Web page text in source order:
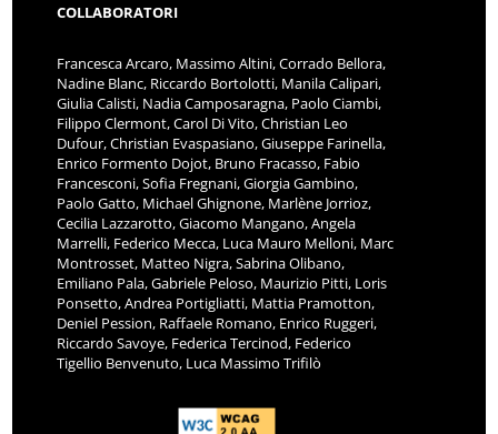
COLLABORATORI
Francesca Arcaro, Massimo Altini, Corrado Bellora,
Nadine Blanc, Riccardo Bortolotti, Manila Calipari,
Giulia Calisti, Nadia Camposaragna, Paolo Ciambi,
Filippo Clermont, Carol Di Vito, Christian Leo
Dufour, Christian Evaspasiano, Giuseppe Farinella,
Enrico Formento Dojot, Bruno Fracasso, Fabio
Francesconi, Sofia Fregnani, Giorgia Gambino,
Paolo Gatto, Michael Ghignone, Marlène Jorrioz,
Cecilia Lazzarotto, Giacomo Mangano, Angela
Marrelli, Federico Mecca, Luca Mauro Melloni, Marc
Montrosset, Matteo Nigra, Sabrina Olibano,
Emiliano Pala, Gabriele Peloso, Maurizio Pitti, Loris
Ponsetto, Andrea Portigliatti, Mattia Pramotton,
Deniel Pession, Raffaele Romano, Enrico Ruggeri,
Riccardo Savoye, Federica Tercinod, Federico
Tigellio Benvenuto, Luca Massimo Trifilò